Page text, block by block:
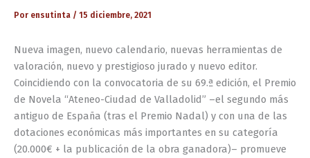
Por ensutinta / 15 diciembre, 2021
Nueva imagen, nuevo calendario, nuevas herramientas de
valoración, nuevo y prestigioso jurado y nuevo editor.
Coincidiendo con la convocatoria de su 69.ª edición, el Premio
de Novela “Ateneo-Ciudad de Valladolid” –el segundo más
antiguo de España (tras el Premio Nadal) y con una de las
dotaciones económicas más importantes en su categoría
(20.000€ + la publicación de la obra ganadora)– promueve